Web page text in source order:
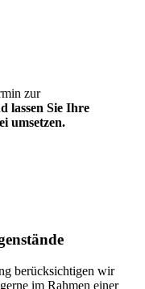
zur
lassen Sie Ihre
umsetzen.
berücksichtigen wir
im Rahmen einer